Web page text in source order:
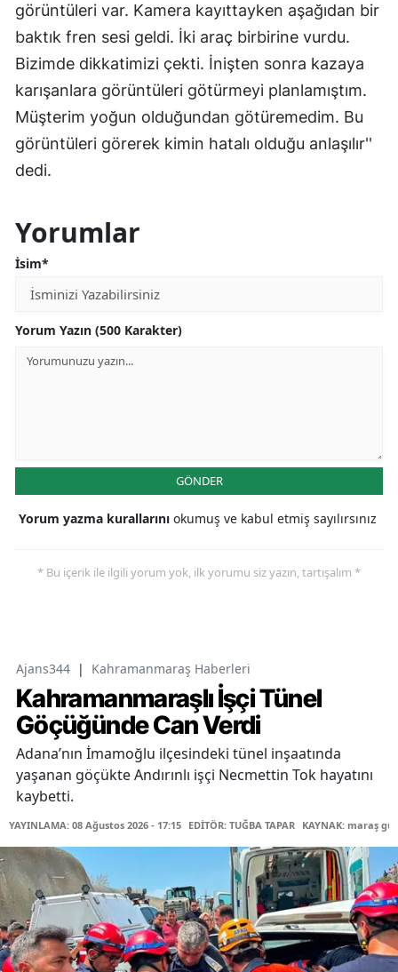
görüntüleri var. Kamera kayıttayken aşağıdan bir
baktık fren sesi geldi. İki araç birbirine vurdu.
Bizimde dikkatimizi çekti. İnişten sonra kazaya
karışanlara görüntüleri götürmeyi planlamıştım.
Müşterim yoğun olduğundan götüremedim. Bu
görüntüleri görerek kimin hatalı olduğu anlaşılır''
dedi.
Yorumlar
İsim*
Yorum Yazın (500 Karakter)
GÖNDER
Yorum yazma kurallarını okumuş ve kabul etmiş sayılırsınız
* Bu içerik ile ilgili yorum yok, ilk yorumu siz yazın, tartışalım *
Ajans344 | Kahramanmaraş Haberleri
Kahramanmaraşlı İşçi Tünel
Göçüğünde Can Verdi
Adana’nın İmamoğlu ilçesindeki tünel inşaatında
yaşanan göçükte Andırınlı işçi Necmettin Tok hayatını
kaybetti.
YAYINLAMA: 08 Ağustos 2026 - 17:15 EDİTÖR: TUĞBA TAPAR KAYNAK: maraş